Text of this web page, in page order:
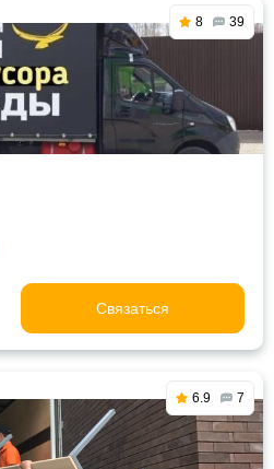
8 39
Связаться
6.9 7